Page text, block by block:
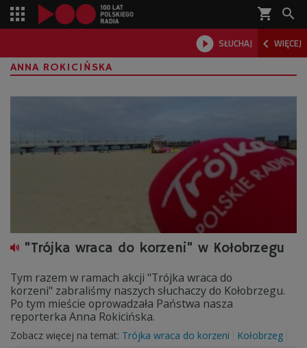
shopping_cart 
 SŁUCHAJ  WIĘCEJ

ANNA ROKICIŃSKA
"Trójka wraca do korzeni" w Kołobrzegu
Tym razem w ramach akcji "Trójka wraca do
korzeni" zabraliśmy naszych słuchaczy do Kołobrzegu.
Po tym mieście oprowadzała Państwa nasza
reporterka Anna Rokicińska.
Zobacz więcej na temat: Trójka wraca do korzeni Kołobrzeg